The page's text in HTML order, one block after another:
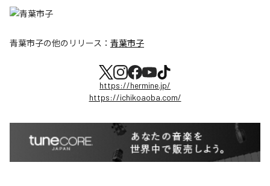
青葉市子の他のリリース： 青葉市子
https://hermine.jp/
https://ichikoaoba.com/